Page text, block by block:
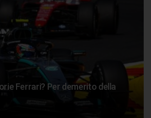
Ferrari? Per demerito della